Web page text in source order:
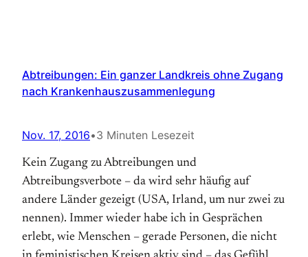
Abtreibungen: Ein ganzer Landkreis ohne Zugang
nach Krankenhauszusammenlegung
Nov. 17, 2016•3 Minuten Lesezeit
Kein Zugang zu Abtreibungen und
Abtreibungsverbote – da wird sehr häufig auf
andere Länder gezeigt (USA, Irland, um nur zwei zu
nennen). Immer wieder habe ich in Gesprächen
erlebt, wie Menschen – gerade Personen, die nicht